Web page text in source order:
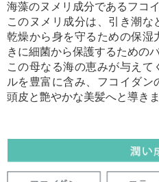
海藻のヌメリ成分であるフコイ
このヌメリ成分は、引き潮
乾燥から身を守るための保湿
きに細菌から保護するための
この母なる海の恵みが与えて
ルを豊富に含み、フコイダ
頭皮と艶やかな美髪へと導きま